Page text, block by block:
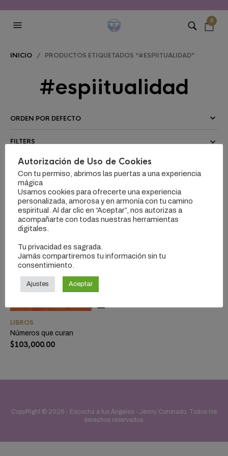
0
INICIO / PRODUCTOS ETIQUETADOS “#ESPIITUALIDAD”
#espiitualidad
FILTERS
LIBROS
Números que curan
$103,000.00
CopyRight © 2026 - Escucha a tus Ángeles - Jenny Coronado . Todos los
derechos reservados.
Autorización de Uso de Cookies
Con tu permiso, abrimos las puertas a una experiencia
mágica
Usamos cookies para ofrecerte una experiencia
personalizada, amorosa y en armonía con tu camino
espiritual. Al dar clic en “Aceptar”, nos autorizas a
acompañarte con todas nuestras herramientas
digitales.
Tu privacidad es sagrada.
Jamás compartiremos tu información sin tu
consentimiento.
Ajustes Aceptar